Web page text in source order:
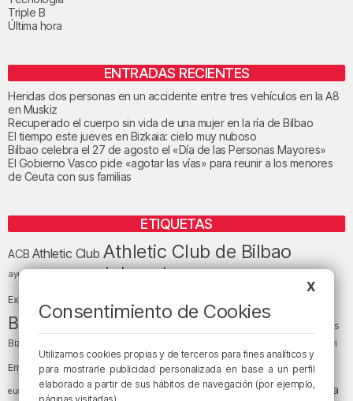
Triple B
Última hora
ENTRADAS RECIENTES
Heridas dos personas en un accidente entre tres vehículos en la A8
en Muskiz
Recuperado el cuerpo sin vida de una mujer en la ría de Bilbao
El tiempo este jueves en Bizkaia: cielo muy nuboso
Bilbao celebra el 27 de agosto el «Día de las Personas Mayores»
El Gobierno Vasco pide «agotar las vías» para reunir a los menores
de Ceuta con sus familias
ETIQUETAS
ACB Athletic Club Athletic Club de Bilbao
ayuntamiento de Bilbao baloncesto BEC (Bilbao
Exhibition Center) Bizkaia
Bizkaia y sus comarcas cultura
Cáritas
Bizkaia
Enkarterri
Ernesto Valverde Ertzaintza Euskadi (País Vasco)
euskera fiestas fútbol Gobierno vasco juanma jubera LaLiga LaLiga
X
Consentimiento de Cookies
Utilizamos cookies propias y de terceros para fines analíticos y
para mostrarle publicidad personalizada en base a un perfil
elaborado a partir de sus hábitos de navegación (por ejemplo,
páginas visitadas).